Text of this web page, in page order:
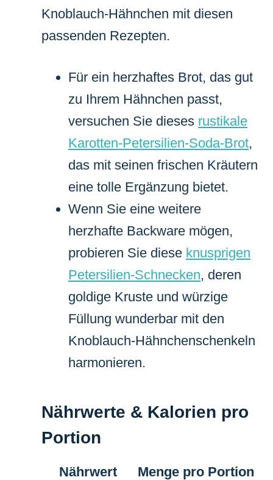
Knoblauch-Hähnchen mit diesen
passenden Rezepten.
Für ein herzhaftes Brot, das gut
zu Ihrem Hähnchen passt,
versuchen Sie dieses rustikale
Karotten-Petersilien-Soda-Brot,
das mit seinen frischen Kräutern
eine tolle Ergänzung bietet.
Wenn Sie eine weitere
herzhafte Backware mögen,
probieren Sie diese knusprigen
Petersilien-Schnecken, deren
goldige Kruste und würzige
Füllung wunderbar mit den
Knoblauch-Hähnchenschenkeln
harmonieren.
Nährwerte & Kalorien pro
Portion
Nährwert
Menge pro Portion